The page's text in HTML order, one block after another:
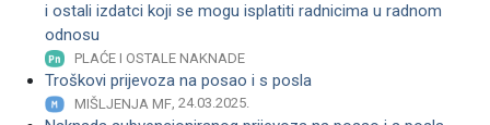
i ostali izdatci koji se mogu isplatiti radnicima u radnom
odnosu
PLAĆE I OSTALE NAKNADE
Troškovi prijevoza na posao i s posla
MIŠLJENJA MF, 24.03.2025.